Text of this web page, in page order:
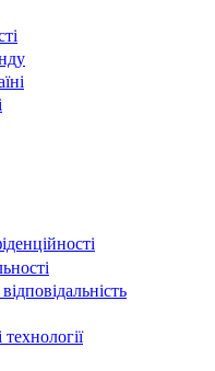
технології